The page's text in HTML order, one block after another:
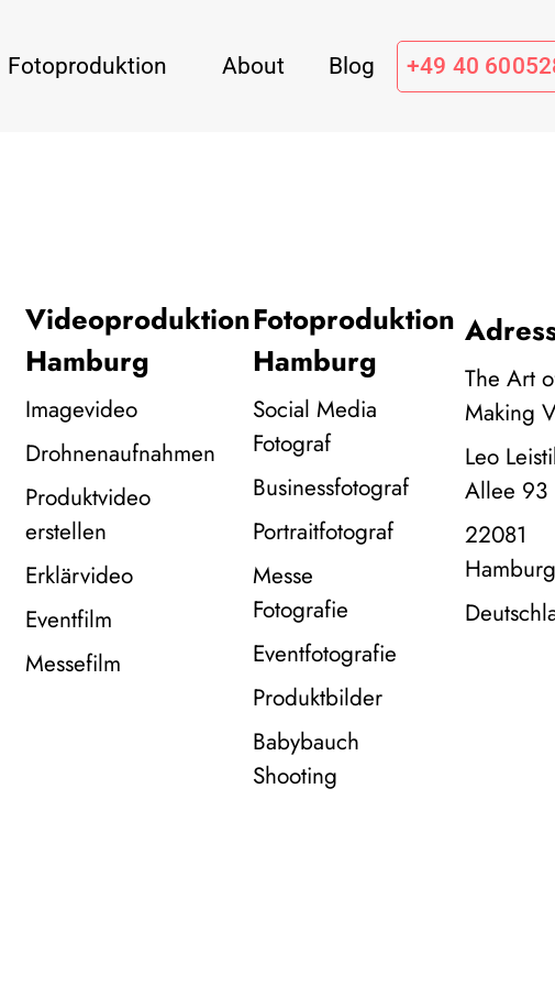
Fotoproduktion About Blog +49 40
Videoproduktion
Hamburg
Imagevideo
Drohnenaufnahmen
Produktvideo
erstellen
Erklärvideo
Eventfilm
Messefilm
Fotoproduktion
Hamburg
Social Media
Fotograf
Businessfotograf
Portraitfotograf
Messe
Fotografie
Eventfotografie
Produktbilder
Babybauch
Shooting
The Art
Making
Leo
Allee 93
22081
Hamburg